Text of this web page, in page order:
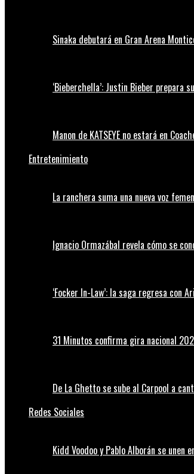
Sinaka debutará en Gran Arena
‘Bieberchella’: Justin Bieber prepara
Manon de KATSEYE no estará en
Entretenimiento
La ranchera suma una nueva voz
Ignacio Ormazábal revela cómo se
‘Focker In-Law’: la saga regresa con
31 Minutos confirma gira nacional
De La Ghetto se sube al Carpool a
Redes Sociales
Kidd Voodoo y Pablo Alborán se unen